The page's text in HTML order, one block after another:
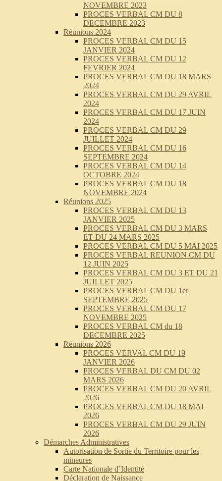
NOVEMBRE 2023
PROCES VERBAL CM DU 8
DECEMBRE 2023
Réunions 2024
PROCES VERBAL CM DU 15
JANVIER 2024
PROCES VERBAL CM DU 12
FEVRIER 2024
PROCES VERBAL CM DU 18 MARS
2024
PROCES VERBAL CM DU 29 AVRIL
2024
PROCES VERBAL CM DU 17 JUIN
2024
PROCES VERBAL CM DU 29
JUILLET 2024
PROCES VERBAL CM DU 16
SEPTEMBRE 2024
PROCES VERBAL CM DU 14
OCTOBRE 2024
PROCES VERBAL CM DU 18
NOVEMBRE 2024
Réunions 2025
PROCES VERBAL CM DU 13
JANVIER 2025
PROCES VERBAL CM DU 3 MARS
ET DU 24 MARS 2025
PROCES VERBAL CM DU 5 MAI 2025
PROCES VERBAL REUNION CM DU
12 JUIN 2025
PROCES VERBAL CM DU 3 ET DU 21
JUILLET 2025
PROCES VERBAL CM DU 1er
SEPTEMBRE 2025
PROCES VERBAL CM DU 17
NOVEMBRE 2025
PROCES VERBAL CM du 18
DECEMBRE 2025
Réunions 2026
PROCES VERVAL CM DU 19
JANVIER 2026
PROCES VERBAL DU CM DU 02
MARS 2026
PROCES VERBAL CM DU 20 AVRIL
2026
PROCES VERBAL CM DU 18 MAI
2026
PROCES VERBAL CM DU 29 JUIN
2026
Démarches Administratives
Autorisation de Sortie du Territoire pour les
mineures
Carte Nationale d’Identité
Déclaration de Naissance